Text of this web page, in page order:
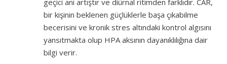
bir kişinin beklenen güçlüklerle başa çıkabilme
becerisini ve kronik stres altındaki kontrol algısını
yansıtmakta olup HPA aksının dayanıklılığına dair
bilgi verir.